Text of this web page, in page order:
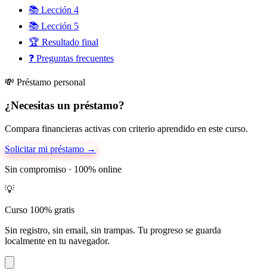
📚 Lección 4
📚 Lección 5
🏆 Resultado final
❓ Preguntas frecuentes
💸 Préstamo personal
¿Necesitas un préstamo?
Compara financieras activas con criterio aprendido en este curso.
Solicitar mi préstamo →
Sin compromiso · 100% online
💡
Curso 100% gratis
Sin registro, sin email, sin trampas. Tu progreso se guarda
localmente en tu navegador.